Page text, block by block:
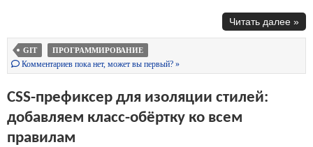
Читать далее »
GIT ПРОГРАММИРОВАНИЕ
Комментариев пока нет, может вы первый? »
CSS-префиксер для изоляции стилей:
добавляем класс-обёртку ко всем
правилам